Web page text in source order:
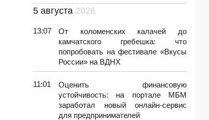
5 августа 2026
13:07
От коломенских калачей до
камчатского гребешка: что
попробовать на фестивале «Вкусы
России» на ВДНХ
11:01
Оценить финансовую
устойчивость: на портале МБМ
заработал новый онлайн-сервис
для предпринимателей